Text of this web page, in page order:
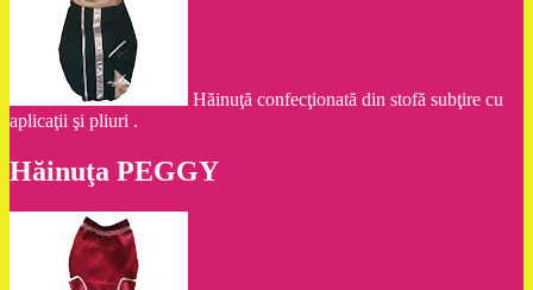
Hăinuţă confecţionată din stofă subţire cu
aplicaţii şi pliuri .
Hăinuţa PEGGY